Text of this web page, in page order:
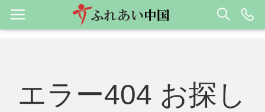
エラー404 お探し